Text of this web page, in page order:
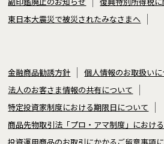
東日本大震災で被災されたみなさまへ
金融商品勧誘方針
個人情報のお取扱い
法人のお客さま情報の共有について
特定投資家制度における期限日について
商品先物取引法「プロ・アマ制度」におけ
投資運用商品のお取引にかかるご留意事項